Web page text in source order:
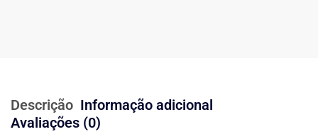
Descrição Informação adicional
Avaliações (0)